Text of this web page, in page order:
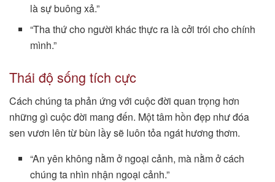
là sự buông xả.”
“Tha thứ cho người khác thực ra là cởi trói cho chính
mình.”
Thái độ sống tích cực
Cách chúng ta phản ứng với cuộc đời quan trọng hơn
những gì cuộc đời mang đến. Một tâm hồn đẹp như đóa
sen vươn lên từ bùn lầy sẽ luôn tỏa ngát hương thơm.
“An yên không nằm ở ngoại cảnh, mà nằm ở cách
chúng ta nhìn nhận ngoại cảnh.”